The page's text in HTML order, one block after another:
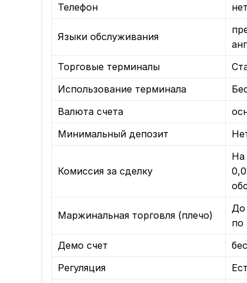
Телефон
нет
Языки обслуживания
Торговые терминалы
Использование терминала
Валюта счета
Минимальный депозит
Комиссия за сделку
На
Маржинальная торговля (плечо)
До
по
Демо счет
Регуляция